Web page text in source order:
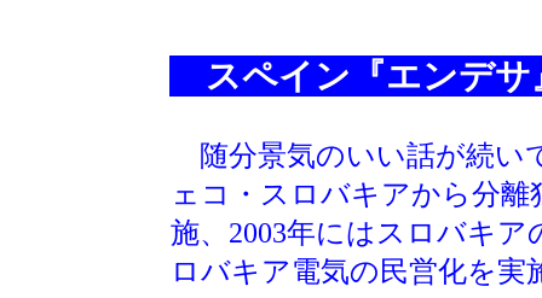
スペイン『エンデサ
随分景気のいい話が続い
ェコ・スロバキアから分
施、2003年にはスロバキ
ロバキア電気の民営化を実